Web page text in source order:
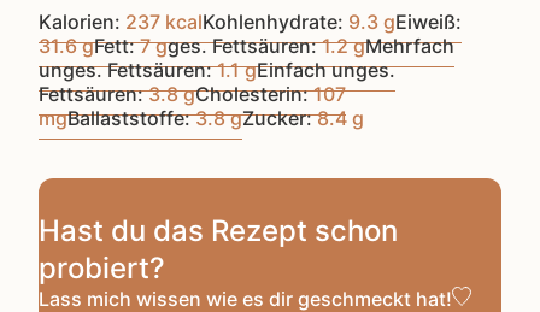
Kalorien: 237 kcalKohlenhydrate: 9.3 gEiweiß:
31.6 gFett:7 gges. Fettsäuren:1.2 gMehrfach
unges. Fettsäuren:1.1 gEinfach unges.
Fettsäuren:3.8 gCholesterin:107
mgBallaststoffe:3.8 gZucker:8.4 g
Hast du das Rezept schon
probiert?
Lass mich wissen wie es dir geschmeckt hat!